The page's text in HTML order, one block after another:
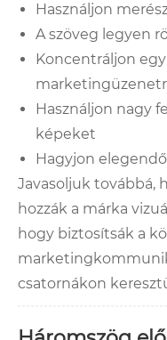
Használjon
A szöveg legyen
Koncentráljon
Használjon nagy
képeket
Hagyjon
Javasoljuk továbbá,
hozzák a márka
hogy biztosítsák a
csatornákon